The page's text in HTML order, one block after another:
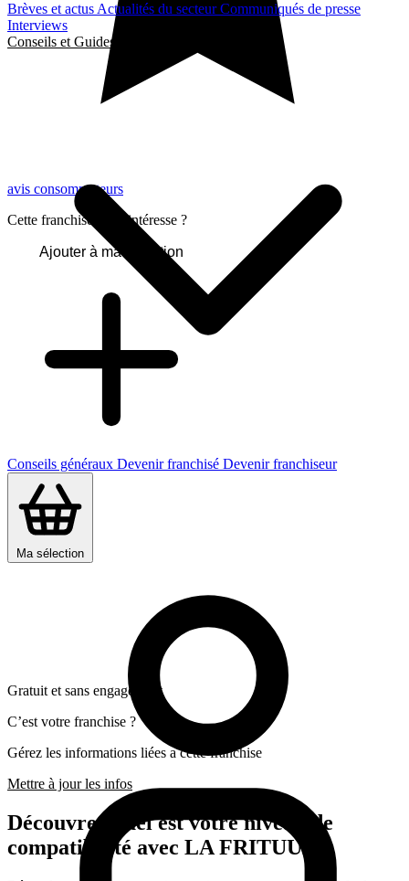
Brèves et actus Actualités du secteurCommuniqués de presse
Interviews
Conseils et Guides
Conseils généraux Devenir franchisé Devenir franchiseur
Ma sélection
avis consommateurs
Cette franchise vous intéresse ?
Ajouter à ma sélection
Gratuit et sans engagement
C’est votre franchise ?
Gérez les informations liées a cette franchise
Mettre à jour les infos
Découvrez quel est votre niveau de
compatibilité avec LA FRITUUR